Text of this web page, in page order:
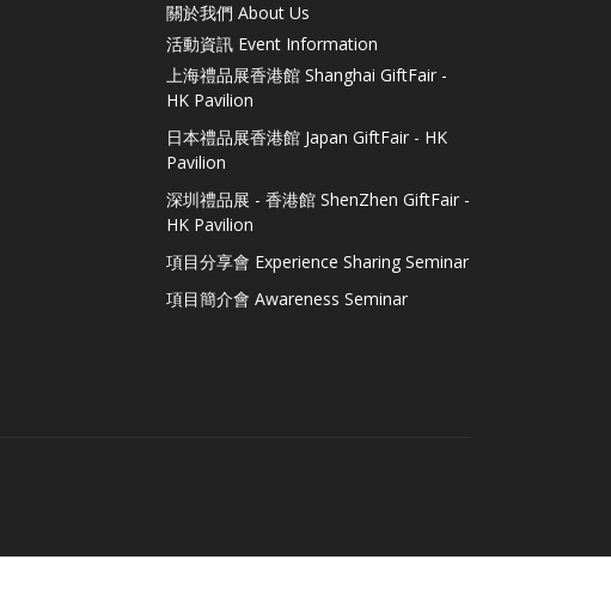
關於我們 About Us
活動資訊 Event Information
上海禮品展香港館 Shanghai GiftFair -
HK Pavilion
日本禮品展香港館 Japan GiftFair - HK
Pavilion
深圳禮品展 - 香港館 ShenZhen GiftFair -
HK Pavilion
項目分享會 Experience Sharing Seminar
項目簡介會 Awareness Seminar